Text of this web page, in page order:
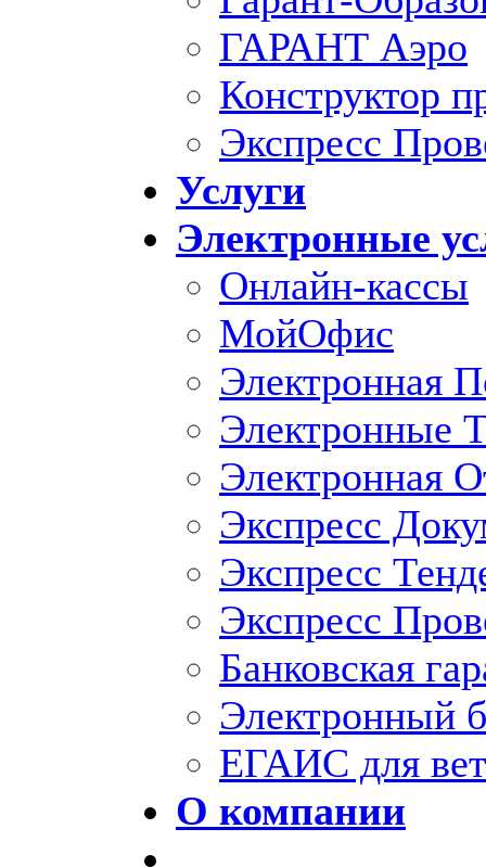
ГАРАНТ Аэро
Конструктор
Экспресс
Услуги
Электронные
Онлайн-кассы
МойОфис
Электронная
Электронные
Электронная
Экспресс
Экспресс
Экспресс
Банковская
Электронный
ЕГАИС для
О компании